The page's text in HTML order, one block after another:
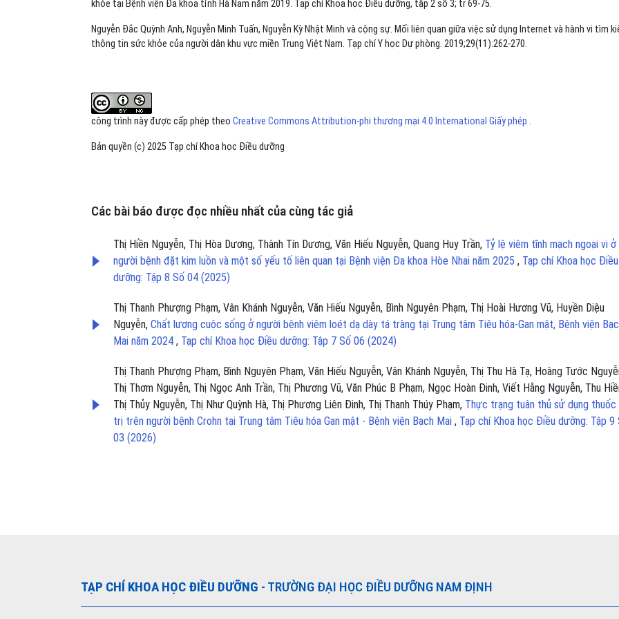
khỏe tại Bệnh viện Đa khoa tỉnh Hà Nam năm 2019. Tạp chí Khoa học Điều dưỡng, tập 2 số 3; tr 69-75.
Nguyễn Đắc Quỳnh Anh, Nguyễn Minh Tuấn, Nguyễn Kỳ Nhật Minh và cộng sự. Mối liên quan giữa việc sử dụng Internet và hành vi tìm
thông tin sức khỏe của người dân khu vực miền Trung Việt Nam. Tạp chí Y học Dự phòng. 2019;29(11):262-270.
công trình này được cấp phép theo Creative Commons Attribution-phi thương mại 4.0 International Giấy phép .
Bản quyền (c) 2025 Tạp chí Khoa học Điều dưỡng
Các bài báo được đọc nhiều nhất của cùng tác giả
Thị Hiền Nguyễn, Thị Hòa Dương, Thành Tín Dương, Văn Hiếu Nguyễn, Quang Huy Trần, Tỷ lệ viêm tĩnh mạch ngoại vi ở
người bệnh đặt kim luồn và một số yếu tố liên quan tại Bệnh viện Đa khoa Hòe Nhai năm 2025 , Tạp chí Khoa học Điều
dưỡng: Tập 8 Số 04 (2025)
Thị Thanh Phượng Phạm, Vân Khánh Nguyễn, Văn Hiếu Nguyễn, Bình Nguyên Phạm, Thị Hoài Hương Vũ, Huyền Diệu
Nguyễn, Chất lượng cuộc sống ở người bệnh viêm loét dạ dày tá tràng tại Trung tâm Tiêu hóa-Gan mật, Bệnh viện
Mai năm 2024 , Tạp chí Khoa học Điều dưỡng: Tập 7 Số 06 (2024)
Thị Thanh Phượng Phạm, Bình Nguyên Phạm, Văn Hiếu Nguyễn, Vân Khánh Nguyễn, Thị Thu Hà Tạ, Hoàng Tước
Thị Thơm Nguyễn, Thị Ngọc Anh Trần, Thị Phương Vũ, Văn Phúc B Phạm, Ngọc Hoàn Đinh, Viết Hằng Nguyễn, Thu
Thị Thủy Nguyễn, Thị Như Quỳnh Hà, Thị Phương Liên Đinh, Thị Thanh Thúy Phạm, Thực trạng tuân thủ sử dụng thuốc
trị trên người bệnh Crohn tại Trung tâm Tiêu hóa Gan mật - Bệnh viện Bạch Mai , Tạp chí Khoa học Điều dưỡng: Tập 9
03 (2026)
TẠP CHÍ KHOA HỌC ĐIỀU DƯỠNG - TRƯỜNG ĐẠI HỌC ĐIỀU DƯỠNG NAM ĐỊNH